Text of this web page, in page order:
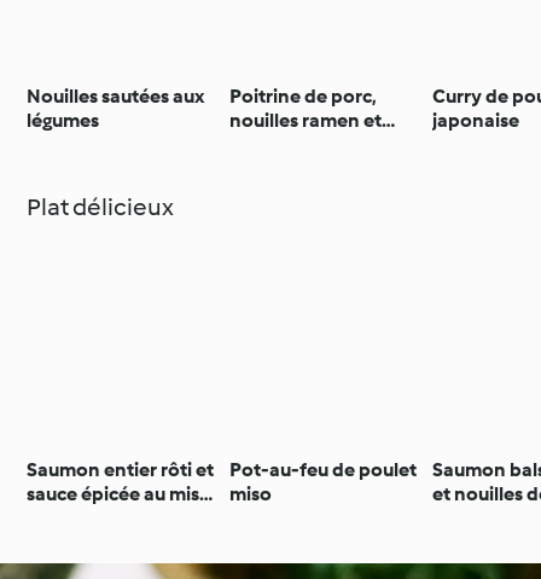
Nouilles sautées aux
légumes
Poitrine de porc,
nouilles ramen et
Curry de
japonaise
Plat délicieux
Saumon entier rôti et
sauce épicée au miso
Pot-au-feu de poulet
miso
Saumon
et nouilles